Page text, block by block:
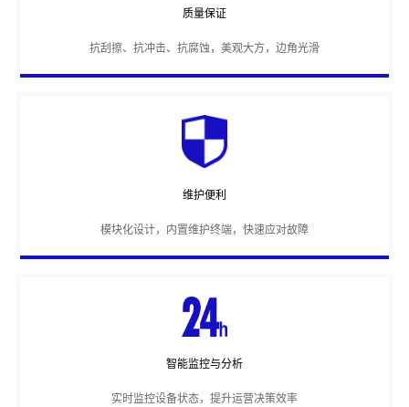
质量保证
抗刮擦、抗冲击、抗腐蚀，美观大方，边角光滑
维护便利
模块化设计，内置维护终端，快速应对故障
智能监控与分析
实时监控设备状态，提升运营决策效率